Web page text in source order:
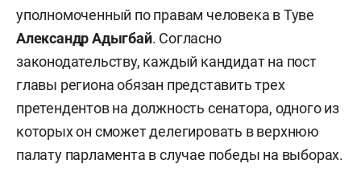
уполномоченный по правам человека в Туве
Александр Адыгбай. Согласно
законодательству, каждый кандидат на пост
главы региона обязан представить трех
претендентов на должность сенатора, одного из
которых он сможет делегировать в верхнюю
палату парламента в случае победы на выборах.